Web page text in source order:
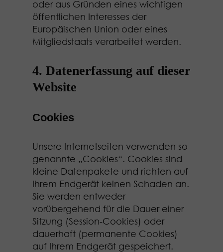
oder aus Gründen eines wichtigen
öffentlichen Interesses der
Europäischen Union oder eines
Mitgliedstaats verarbeitet werden.
4. Datenerfassung auf dieser
Website
Cookies
Unsere Internetseiten verwenden so
genannte „Cookies“. Cookies sind
kleine Datenpakete und richten auf
Ihrem Endgerät keinen Schaden an.
Sie werden entweder
vorübergehend für die Dauer einer
Sitzung (Session-Cookies) oder
dauerhaft (permanente Cookies)
auf Ihrem Endgerät gespeichert.